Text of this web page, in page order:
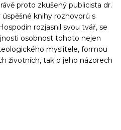
proto zkušený publicista dr.
knihy rozhovorů s
rozjasnil svou tvář, se
osobnost tohoto nejen
myslitele, formou
životních, tak o jeho názorech